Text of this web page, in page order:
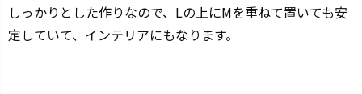
しっかりとした作りなので、Lの上にMを重ねて置いても安
定していて、インテリアにもなります。